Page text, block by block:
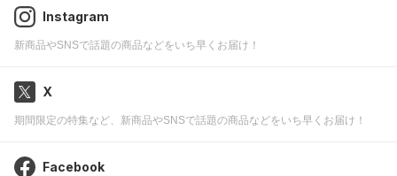
Instagram
新商品やSNSで話題の商品などをいち早くお届け！
X
期間限定の特集など、新商品やSNSで話題の商品などをいち早くお届け！
Facebook